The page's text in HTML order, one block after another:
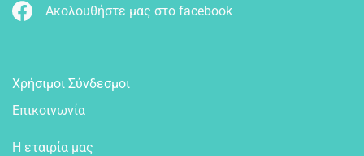
Ακολουθήστε μας στο facebook
Χρήσιμοι Σύνδεσμοι
Επικοινωνία
Η εταιρία μας